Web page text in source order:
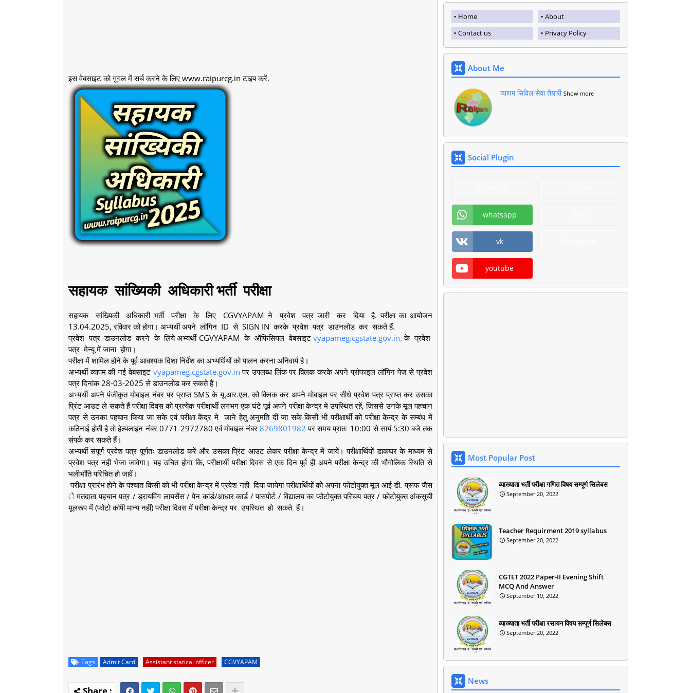
इस वेबसाइट को गूगल में सर्च करने के लिए www.raipurcg.in टाइप करें.
सहायक सांख्यिकी अधिकारी भर्ती परीक्षा
सहायक सांख्यिकी अधिकारी भर्ती परीक्षा के लिए CGVYAPAM ने प्रवेश पत्र जारी कर दिया है. परीक्षा का आयोजन
13.04.2025, रविवार को होगा। अभ्यर्थी अपने लॉगिन ID से SIGN IN करके प्रवेश पत्र डाउनलोड कर सकते हैं.
प्रवेश पत्र डाउनलोड करने के लिये अभ्यर्थी CGVYAPAM के ऑफिसियल वेबसाइटvyapameg.cgstate.gov.in. के प्रवेश
पत्र मेन्यू में जाना होगा।
परीक्षा में शामिल होने के पूर्व आवश्यक दिशा निर्देश का अभ्यर्थियों को पालन करना अनिवार्य है।
अभ्यर्थी व्यापम की नई वेबसाइट vyapameg.cgstate.gov.in पर उपलब्ध लिंक पर क्लिक करके अपने प्रोफाइल लॉगिन पेज से प्रवेश
पत्र दिनांक 28-03-2025 से डाउनलोड कर सकते हैं।
अभ्यर्थी अपने पंजीकृत मोबाइल नंबर पर प्राप्त SMS के यू.आर.एल. को क्लिक कर अपने मोबाइल पर सीधे प्रवेश पत्र प्राप्त कर उसका
प्रिंट आउट ले सकते हैं परीक्षा दिवस को प्रत्येक परीक्षार्थी लगभग एक घंटे पूर्व अपने परीक्षा केन्द्र मे उपस्थित रहें, जिससे उनके मूल पहचान
पत्र से उनका पहचान किया जा सके एवं परीक्षा केंद्र मे जाने हेतु अनुमति दी जा सके किसी भी परीक्षार्थी को परीक्षा केन्द्र के सम्बंध में
कठिनाई होती है तो हेल्पलाइन नंबर 0771-2972780 एवं मोबाइल नंबर8269801982 पर समय प्रातः 10:00 से सायं 5:30 बजे तक
संपर्क कर सकते हैं।
अभ्यर्थी संपूर्ण प्रवेश पत्र पूर्णतः डाउनलोड करें और उसका प्रिंट आउट लेकर परीक्षा केन्द्र में जायें। परीक्षार्थियों डाकघर के माध्यम से
प्रवेश पत्र नही भेजा जावेगा। यह उचित होगा कि, परीक्षार्थी परीक्षा दिवस से एक दिन पूर्व ही अपने परीक्षा केन्द्र की भौगोलिक स्थिति से
भलीभाँति परिचित हो जावें।
परीक्षा प्रारंभ होने के पश्चात किसी को भी परीक्षा केन्द्र में प्रवेश नही दिया जायेगा परीक्षार्थियों को अपना फोटोयुक्त मूल आई डी. प्रूफ जैस
े मतदाता पहचान पत्र / ड्रायविंग लायसेंस / पेन कार्ड/आधार कार्ड / पासपोर्ट / विद्यालय का फोटोयुक्त परिचय पत्र / फोटोयुक्त अंकसूची
मूलरूप में (फोटो कॉपी मान्य नहीं) परीक्षा दिवस में परीक्षा केन्द्र पर उपस्थित हो सकते हैं।
Tags Admit Card Assistant statical officer CGVYAPAM
Home
About
Contact us
Privacy Policy
About Me
व्यापम सिविल सेवा तैयारी Show more
Social Plugin
whatsapp
vk
youtube
Most Popular Post
व्याख्याता भर्ती परीक्षा गणित विषय सम्पूर्ण सिलेबस
September 20, 2022
Teacher Requirment 2019 syllabus
September 20, 2022
CGTET 2022 Paper-II Evening Shift
MCQ And Answer
September 19, 2022
व्याख्याता भर्ती परीक्षा रसायन विषय सम्पूर्ण सिलेबस
September 20, 2022
News